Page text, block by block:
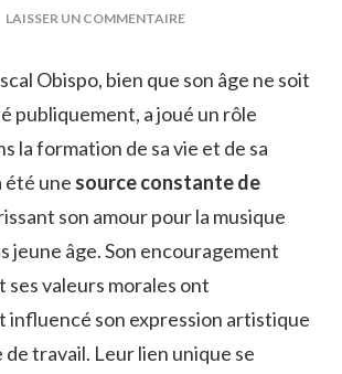
LAISSER UN COMMENTAIRESUR
LA
MAMAN
PASCAL
OBISPO
Obispo, bien que son âge ne soit
publiquement, a joué un rôle
la formation de sa vie et de sa
été une source constante de
son amour pour la musique
jeune âge. Son encouragement
valeurs morales ont
influencé son expression artistique
travail. Leur lien unique se